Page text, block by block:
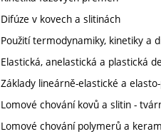
Difúze v kovech a slitinách
Použití termodynamiky, kinetiky a
Elastická, anelastická a plastická
Základy lineárně-elastické a
Lomové chování kovů a slitin -
Lomové chování polymerů a